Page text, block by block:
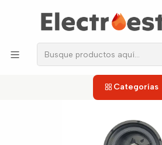
Categorías
los repuestos que necesitas,
Cuchilla Para Batidora Personal